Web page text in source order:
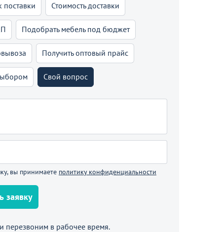
поставки Стоимость доставки
Подобрать мебель под бюджет
Получить оптовый прайс
Свой вопрос
вы принимаете политику конфиденциальности
заявку
перезвоним в рабочее время.